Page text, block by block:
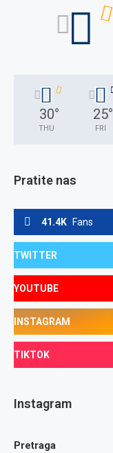
30°
THU
25°
FRI
Pratite nas
41.4K Fans
TWITTER
YOUTUBE
INSTAGRAM
TIKTOK
Instagram
Pretraga